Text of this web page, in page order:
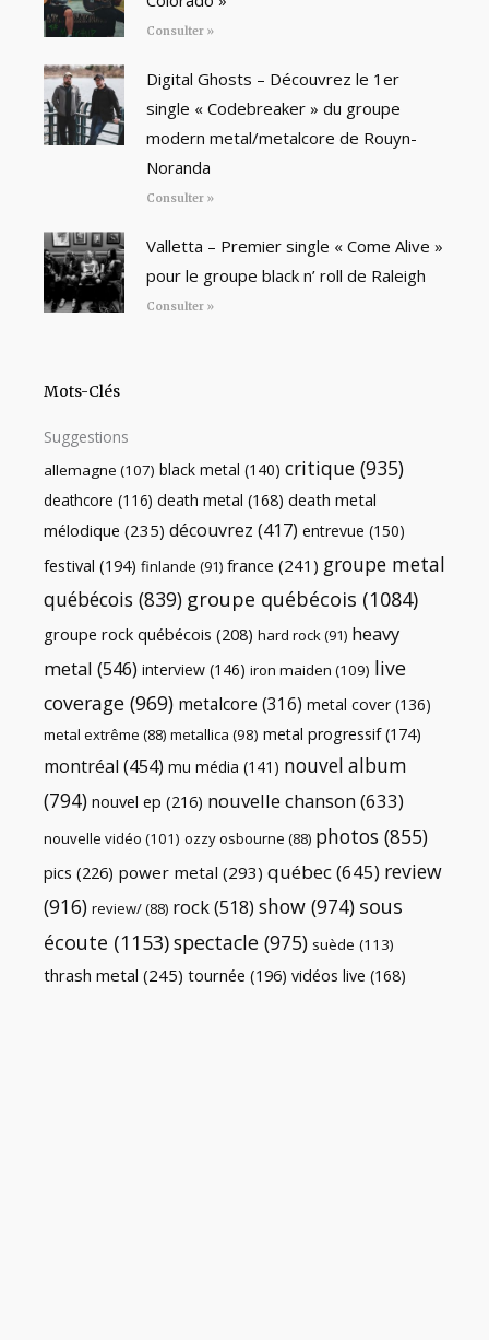
Consulter »
Digital Ghosts – Découvrez le 1er
single « Codebreaker » du groupe
modern metal/metalcore de Rouyn-
Noranda
Consulter »
Valletta – Premier single « Come Alive »
pour le groupe black n’ roll de Raleigh
Consulter »
Mots-Clés
Suggestions
allemagne (107) black metal (140) critique (935)
deathcore (116) death metal (168) death metal
mélodique (235) découvrez (417) entrevue (150)
festival (194) finlande (91) france (241) groupe metal
québécois (839) groupe québécois (1084)
groupe rock québécois (208) hard rock(91) heavy
metal (546) interview (146) iron maiden (109) live
coverage (969) metalcore (316) metal cover (136)
metal extrême (88) metallica (98) metal progressif(174)
montréal (454) mu média (141) nouvel album
(794) nouvel ep (216) nouvelle chanson(633)
nouvelle vidéo (101) ozzy osbourne (88) photos (855)
pics (226) power metal (293) québec(645) review
(916) review/(88) rock(518) show (974) sous
écoute (1153)spectacle (975) suède (113)
thrash metal (245) tournée (196) vidéos live (168)